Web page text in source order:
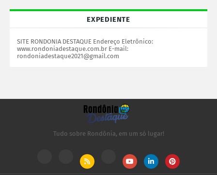
EXPEDIENTE
SITE RONDONIA DESTAQUE Endereço Eletrônico:
www.rondoniadestaque.com.br E-mail:
rondoniadestaque2021@gmail.com
Tudo sobre Rondônia, em um só lugar!